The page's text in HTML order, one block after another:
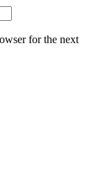
for the next